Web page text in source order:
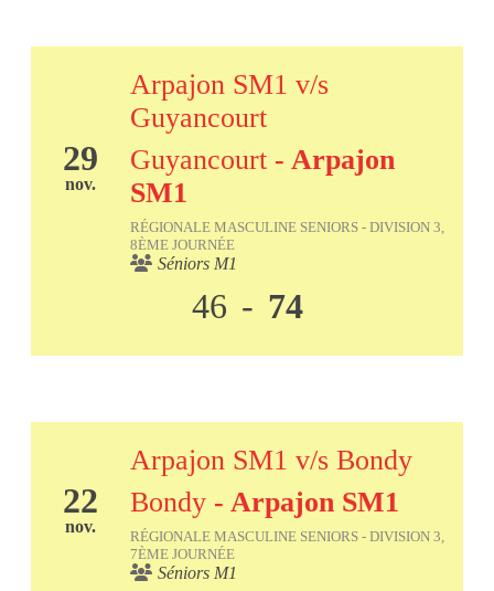
29
nov.
Arpajon SM1 v/s
Guyancourt
Guyancourt - Arpajon
SM1
RÉGIONALE MASCULINE SENIORS - DIVISION 3,
8ÈME JOURNÉE
Séniors M1
46 - 74
22
nov.
Arpajon SM1 v/s Bondy
Bondy - Arpajon SM1
RÉGIONALE MASCULINE SENIORS - DIVISION 3,
7ÈME JOURNÉE
Séniors M1